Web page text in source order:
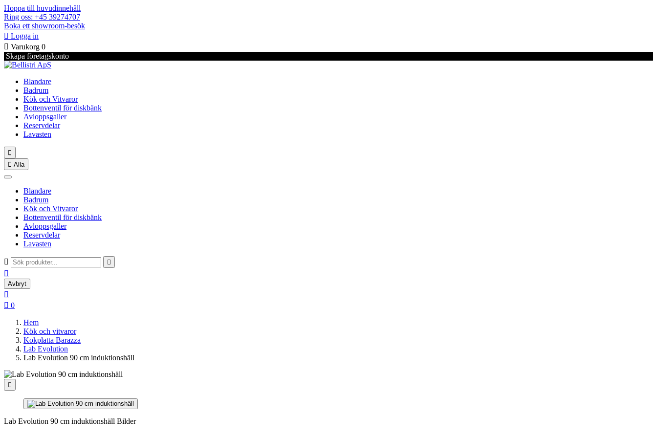
Hoppa till huvudinnehåll
Ring oss: +45 39274707
Boka ett showroom-besök
 Logga in
 Varukorg 0
Skapa företagskonto
Blandare
Badrum
Kök och Vitvaror
Bottenventil för diskbänk
Avloppsgaller
Reservdelar
Lavasten

 Alla
Blandare
Badrum
Kök och Vitvaror
Bottenventil för diskbänk
Avloppsgaller
Reservdelar
Lavasten
 

Avbryt

 0
Hem
Kök och vitvaror
Kokplatta Barazza
Lab Evolution
Lab Evolution 90 cm induktionshäll

Lab Evolution 90 cm induktionshäll Bilder